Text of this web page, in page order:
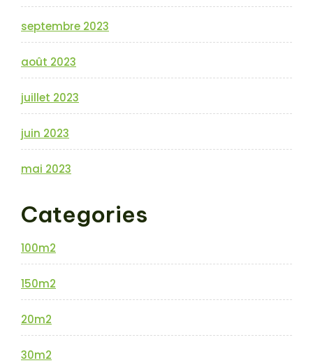
septembre 2023
août 2023
juillet 2023
juin 2023
mai 2023
Categories
100m2
150m2
20m2
30m2